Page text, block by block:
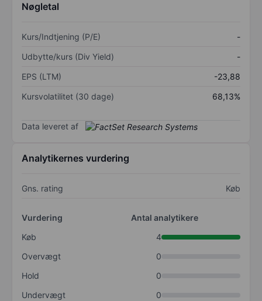
Nøgletal
Kurs/Indtjening (P/E)
-
Udbytte/kurs (Div Yield)
-
EPS (LTM)
-23,88
Kursvolatilitet (30 dage)
68,13%
Data leveret af
Analytikernes vurdering
Gns. rating Køb
Vurdering
Antal analytikere
Køb
4
Overvægt
0
Hold
0
Undervægt
0